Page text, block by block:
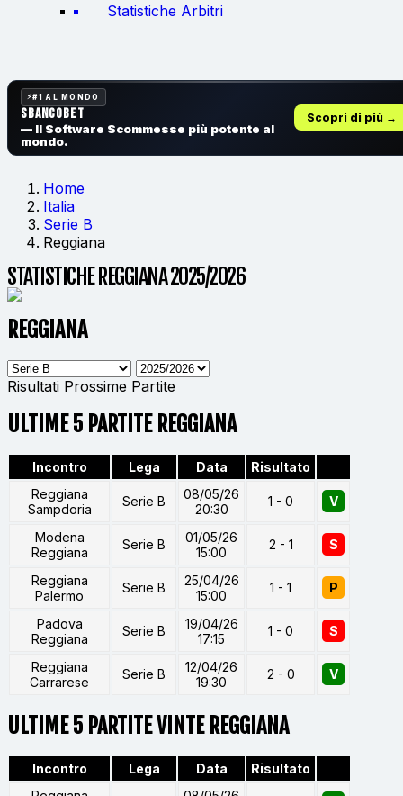
Statistiche Arbitri
#1 AL MONDO
SbancoBet
— Il Software Scommesse più potente al
mondo.
Scopri di più →
Home
Italia
Serie B
Reggiana
STATISTICHE REGGIANA 2025/2026
REGGIANA
Risultati Prossime Partite
ULTIME 5 PARTITE REGGIANA
Incontro Lega Data
Risultato
Reggiana
Sampdoria
Serie B
08/05/26
20:30
1 - 0 V
Modena
Reggiana
Serie B
01/05/26
15:00
2 - 1 S
Reggiana
Palermo
Serie B
25/04/26
15:00
1 - 1 P
Padova
Reggiana
Serie B
19/04/26
17:15
1 - 0 S
Reggiana
Carrarese
Serie B
12/04/26
19:30
2 - 0 V
ULTIME 5 PARTITE VINTE REGGIANA
Incontro Lega Data
Risultato